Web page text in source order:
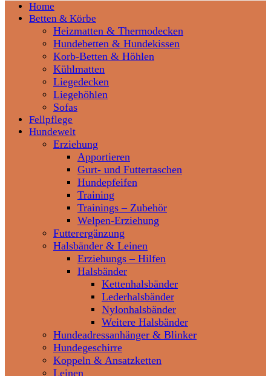
Home
Betten & Körbe
Heizmatten & Thermodecken
Hundebetten & Hundekissen
Korb-Betten & Höhlen
Kühlmatten
Liegedecken
Liegehöhlen
Sofas
Fellpflege
Hundewelt
Erziehung
Apportieren
Gurt- und Futtertaschen
Hundepfeifen
Training
Trainings – Zubehör
Welpen-Erziehung
Futterergänzung
Halsbänder & Leinen
Erziehungs – Hilfen
Halsbänder
Kettenhalsbänder
Lederhalsbänder
Nylonhalsbänder
Weitere Halsbänder
Hundeadressanhänger & Blinker
Hundegeschirre
Koppeln & Ansatzketten
Leinen